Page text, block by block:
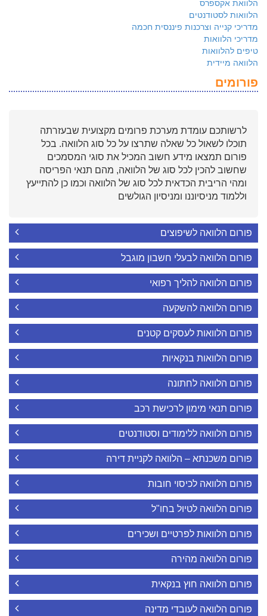
הלוואת אקספרס
הלוואות לסטודנטים
מדריכי קנייה וצרכנות פיננסית חכמה
מדריכי הלוואות
טיפים להלוואות
הלוואה מיידית
פורומים
לרשותכם עומדת מערכת פרומים מקצועית שבעזרתה
תוכלו לשאול כל שאלה שתרצו על כל סוג הלוואה. בכל
פורום תמצאו מידע חשוב המכיל את סוגי המסמכים
שחשוב להכין לכל סוג של הלוואה, מהם תנאי הפריסה
ומהי הריבית הכדאית לכל סוג של הלוואה וכמו כן להתייעץ
וללמוד מניסיוננו ומניסיון הגולשים
פורום הלוואה לשיפוצים
פורום הלוואה לבעלי חשבון מוגבל
פורום הלוואה להליך רפואי
פורום הלוואה להשקעה
פורום הלוואות לעסקים קטנים
פורום הלוואות בנקאיות
פורום הלוואה לחתונה
פורום תנאי מימון לרכישת רכב
פורום הלוואה ללימודים וסטודנטים
פורום משכנתא – הלוואה לקניית דירה
פורום הלוואה לכיסוי חובות
פורום הלוואה לטיול בחו"ל
פורום הלוואות לפרטיים ושכירים
פורום הלוואה מהירה
פורום הלוואה חוץ בנקאית
פורום הלוואה לעובדי מדינה